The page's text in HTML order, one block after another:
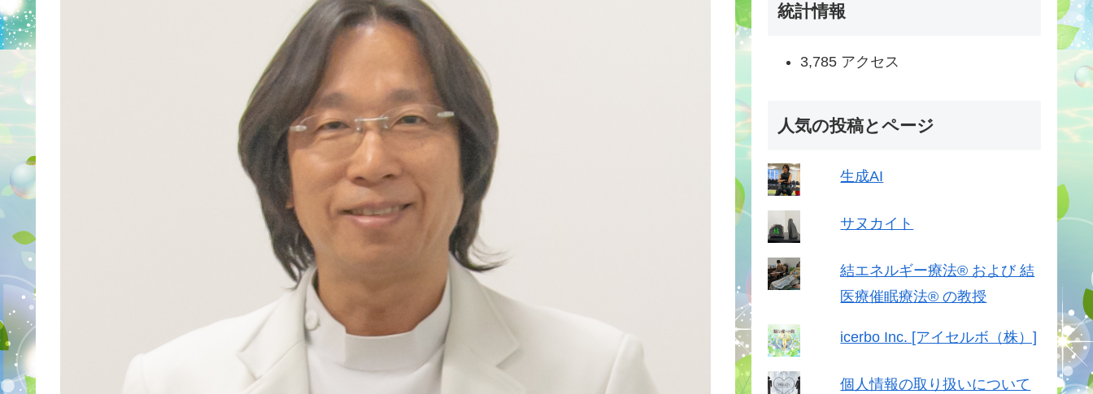
統計情報
3,785 アクセス
人気の投稿とページ
生成AI
サヌカイト
結エネルギー療法®︎ および 結
医療催眠療法®︎ の教授
icerbo Inc. [アイセルボ（株）]
個人情報の取り扱いについて